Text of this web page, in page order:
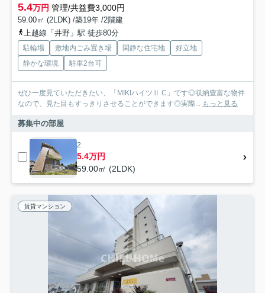
5.4万円 管理/共益費3,000円
59.00㎡ (2LDK) /築19年 /2階建
上越線「井野」駅 徒歩80分
駐輪場 敷地内ごみ置き場 閑静な住宅地
好立地
静かな環境
駐車2台可
ぜひ一度見ていただきたい、「MIKIハイツⅡ C」です◎収納豊富な物件
なので、見た目もすっきりさせることができます◎実際...
もっと見る
募集中の部屋
2
5.4万円
59.00㎡ (2LDK)
賃貸マンション